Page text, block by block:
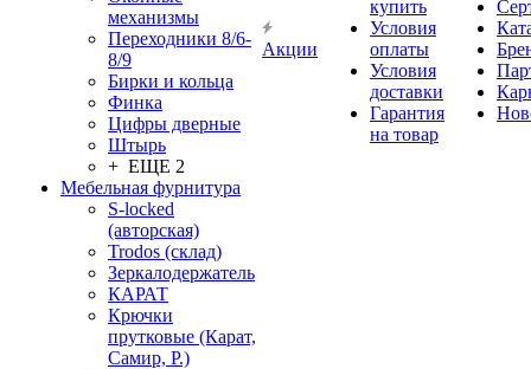
механизмы
Переходники 8/6-
8/9
Бирки и кольца
Финка
Цифры дверные
Штырь
+ ЕЩЕ 2
Мебельная фурнитура
S-locked
(авторская)
Trodos (склад)
Зеркалодержатель
КАРАТ
Крючки
прутковые (Карат,
Самир, Р.)
Акции
купить
Условия
оплаты
Условия
доставки
Гарантия
на товар